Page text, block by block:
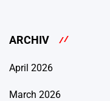
ARCHIV
April 2026
March 2026